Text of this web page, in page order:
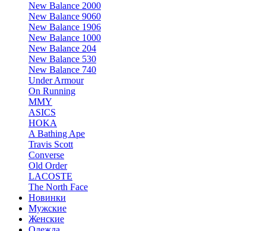
New Balance 2000
New Balance 9060
New Balance 1906
New Balance 1000
New Balance 204
New Balance 530
New Balance 740
Under Armour
On Running
MMY
ASICS
HOKA
A Bathing Ape
Travis Scott
Converse
Old Order
LACOSTE
The North Face
Новинки
Мужские
Женские